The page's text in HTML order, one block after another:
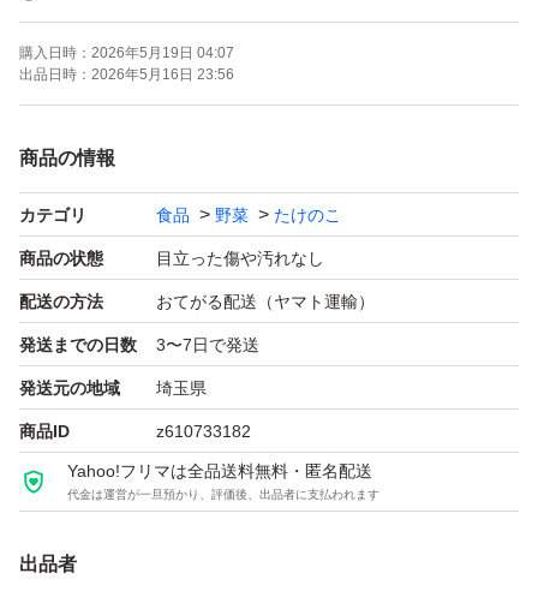
常温便で到着まで２日かかる地域の方にはオススメしませ
ん。必ず傷みますのでクール便をオススメします。
埼玉発送だと北海道、山口、四国、九州、沖縄は１日で届
上記の点、ご理解、ご了承いただいたうえでの
ご購入お願いします。
※クール便での発送も承っております。
（クール便発送5kg、3680円九州、沖縄、北海道は4200
円になります
1kg増しごとに＋200円）
淡竹は皮をむき米のとぎ汁かゴミネットに少量の米をいれ
クはぬけます。
購入日時： 2026年5月19日 04:07
出品日時： 2026年5月16日 23:56
商品の情報
カテゴリ 食品 野菜 たけのこ
商品の状態 目立った傷や汚れなし
配送の方法 おてがる配送（ヤマト運輸）
発送までの日数 3〜7日で発送
発送元の地域 埼玉県
商品ID z610733182
Yahoo!フリマは全品送料無料・匿名配送
代金は運営が一旦預かり、評価後、出品者に支払われます
出品者